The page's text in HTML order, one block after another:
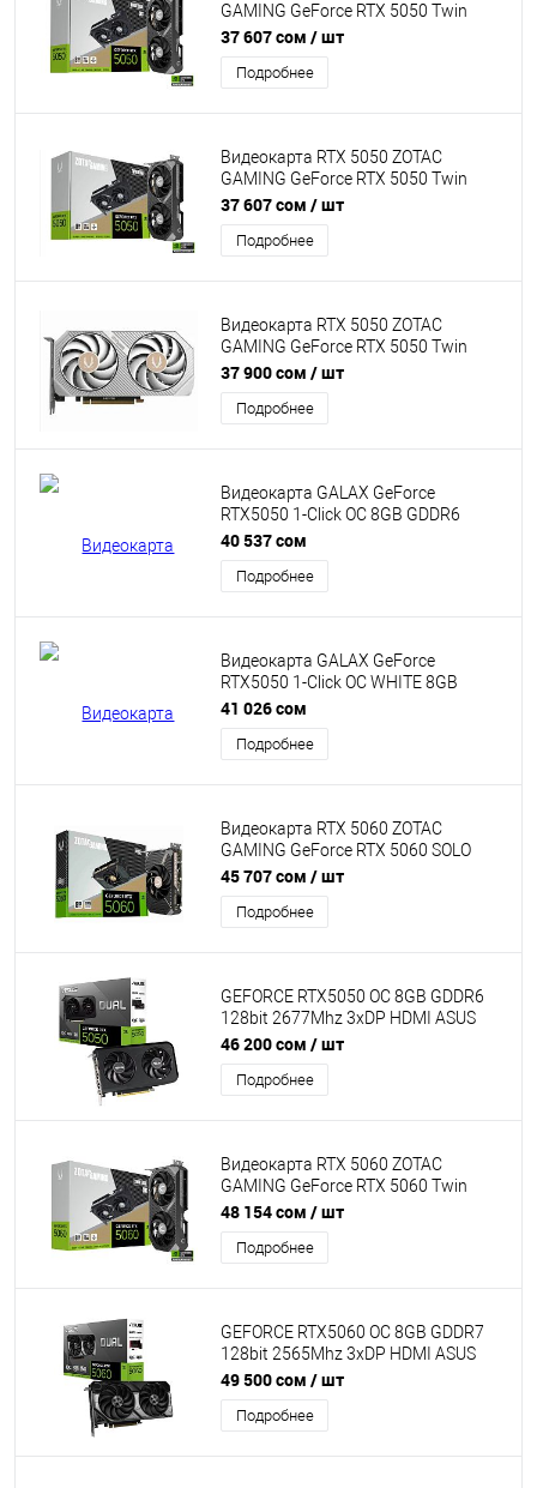
GAMING GeForce RTX 5050 Twin
Edge OC 8GB GDDR6, Engine clock
2602MHz, Memory clock 20000MHz,
128Bit, 3xDP, HDMI [ZT-B50500H-10M]
37 607 сом / шт
Подробнее
Видеокарта RTX 5050 ZOTAC
GAMING GeForce RTX 5050 Twin
Edge 8GB GDDR6, Engine clock
2572MHz, Memory clock 20000MHz,
128Bit, 3xDP, HDMI [ZT-B50500E-10M]
37 607 сом / шт
Подробнее
Видеокарта RTX 5050 ZOTAC
GAMING GeForce RTX 5050 Twin
Edge OC White Edition 8GB GDDR6,
Engine clock 2602MHz, Memory clock
20000MHz, 128Bit, 3xDP, HDMI [ZT-
37 900 сом / шт
Подробнее
Видеокарта GALAX GeForce
RTX5050 1-Click OC 8GB GDDR6
128bit 2602Mhz/20000Mhz DUAL
Fan 2xHDMI 2xDisplayPort
[55NSL8MHDCHD]
40 537 сом
Подробнее
Видеокарта GALAX GeForce
RTX5050 1-Click OC WHITE 8GB
GDDR6 128bit 2602Mhz/20000Mhz
DUAL Fan 2xHDMI 2xDisplayPort
[55NSL8MHCZBS]
41 026 сом
Подробнее
Видеокарта RTX 5060 ZOTAC
GAMING GeForce RTX 5060 SOLO
8GB GDDR7, Engine clock 2497MHz,
Memory clock 28000MHz, 128Bit,
3xDP, HDMI [ZT-B50600G-10L]
45 707 сом / шт
Подробнее
GEFORCE RTX5050 OC 8GB GDDR6
128bit 2677Mhz 3xDP HDMI ASUS
DUAL-RTX5050-O8G
46 200 сом / шт
Подробнее
Видеокарта RTX 5060 ZOTAC
GAMING GeForce RTX 5060 Twin
Edge OC 8GB GDDR7, Engine clock
2527MHz, Memory clock 28000MHz,
128Bit, 3xDP, HDMI [ZT-B50600H-10M]
48 154 сом / шт
Подробнее
GEFORCE RTX5060 OC 8GB GDDR7
128bit 2565Mhz 3xDP HDMI ASUS
DUAL-RTX5060-O8G
49 500 сом / шт
Подробнее